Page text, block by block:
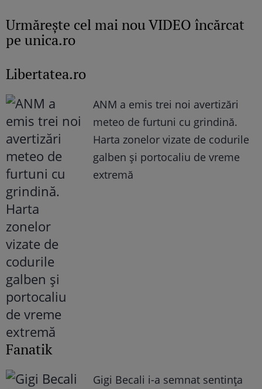
Urmăreşte cel mai nou VIDEO încărcat
pe unica.ro
Libertatea.ro
ANM a emis trei noi avertizări
meteo de furtuni cu grindină.
Harta zonelor vizate de codurile
galben și portocaliu de vreme
extremă
Fanatik
Gigi Becali i-a semnat sentința